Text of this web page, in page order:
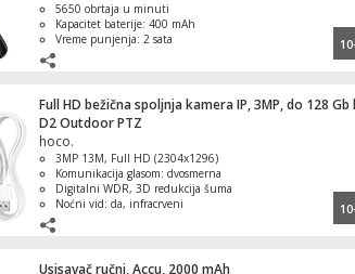
5650 obrtaja u minuti
Kapacitet baterije: 400 mAh
Vreme punjenja: 2 sata
Full HD bežična spoljnja kamera IP, 3MP, do 128
D2 Outdoor PTZ
hoco.
3MP 13M, Full HD (2304x1296)
Komunikacija glasom: dvosmerna
Digitalni WDR, 3D redukcija šuma
Noćni vid: da, infracrveni
kartici
Usisavač ručni, Accu, 2000 mAh